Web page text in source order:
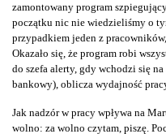
zamontowany program
początku nic nie wiedzieliśmy o
przypadkiem jeden z
Okazało się, że program robi
do szefa alerty, gdy wchodzi się
bankowy), oblicza wydajność
Jak nadzór w pracy wpływa na
wolno: za wolno czytam, piszę.